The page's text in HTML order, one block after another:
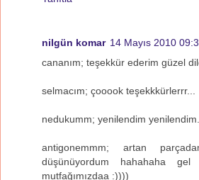
nilgün komar 14 Mayıs 2010
cananım; teşekkür ederim güzel
selmacım; çooook teşekkkürlerrr...
nedukumm; yenilendim yenilendim..
antigonemmm; artan
düşünüyordum hahahaha
mutfağımızdaa :))))